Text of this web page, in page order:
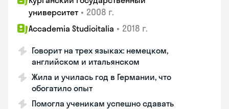
университет • 2008 г.
Accademia Studioitalia • 2018 г.
Говорит на трех языках: немецком,
английском и итальянском
Жила и училась год в Германии, что
обогатило опыт
Помогла ученикам успешно сдавать